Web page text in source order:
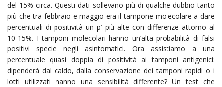
del 15% circa. Questi dati sollevano più di qualche dubbio tanto
più che tra febbraio e maggio era il tampone molecolare a dare
percentuali di positività un p’ più alte con differenze attorno al
10-15%. I tamponi molecolari hanno un’alta probabilità di falsi
positivi specie negli asintomatici. Ora assistiamo a una
percentuale quasi doppia di positività ai tamponi antigenici:
dipenderà dal caldo, dalla conservazione dei tamponi rapidi o i
lotti utilizzati hanno una sensibilità differente? Un test che